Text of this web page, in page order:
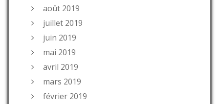
août 2019
juillet 2019
juin 2019
mai 2019
avril 2019
mars 2019
février 2019